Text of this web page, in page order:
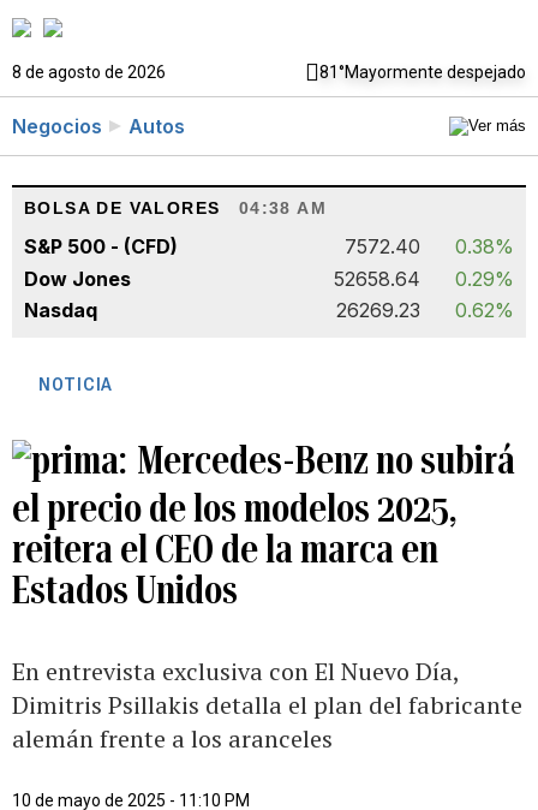
8 de agosto de 2026 81°Mayormente despejado
Negocios Autos
BOLSA DE VALORES 04:38 AM
S&P 500 - (CFD) 7572.40
0.38%
Dow Jones
52658.64
0.29%
Nasdaq
26269.23 0.62%
NOTICIA
Mercedes-Benz no subirá
el precio de los modelos 2025,
reitera el CEO de la marca en
Estados Unidos
En entrevista exclusiva con El Nuevo Día,
Dimitris Psillakis detalla el plan del fabricante
alemán frente a los aranceles
10 de mayo de 2025 - 11:10 PM